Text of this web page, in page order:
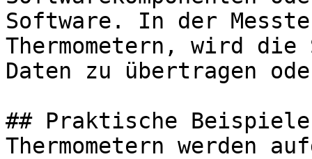
Software. In der
Thermometern, wird
Daten zu übertragen
## Praktische
Thermometern werden